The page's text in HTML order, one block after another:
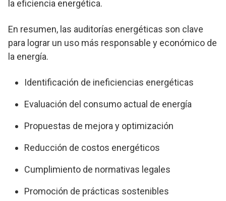
la eficiencia energética.
En resumen, las auditorías energéticas son clave
para lograr un uso más responsable y económico de
la energía.
Identificación de ineficiencias energéticas
Evaluación del consumo actual de energía
Propuestas de mejora y optimización
Reducción de costos energéticos
Cumplimiento de normativas legales
Promoción de prácticas sostenibles